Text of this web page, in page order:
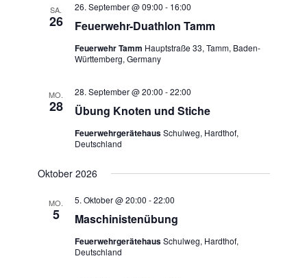
SA.
26 Feuerwehr-Duathlon Tamm
26. September @ 09:00 - 16:00
Feuerwehr Tamm Hauptstraße 33, Tamm, Baden-
Württemberg, Germany
MO.
28 Übung Knoten und Stiche
28. September @ 20:00 -22:00
FeuerwehrgerätehausSchulweg, Hardthof,
Deutschland
Oktober 2026
MO.
5 Maschinistenübung
5. Oktober @ 20:00 -22:00
FeuerwehrgerätehausSchulweg, Hardthof,
Deutschland